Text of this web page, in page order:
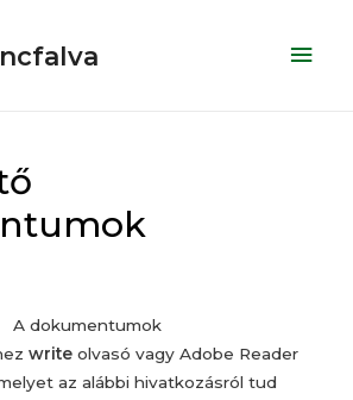
A dokumentumok
write olvasó vagy Adobe Reader
az alábbi hivatkozásról tud